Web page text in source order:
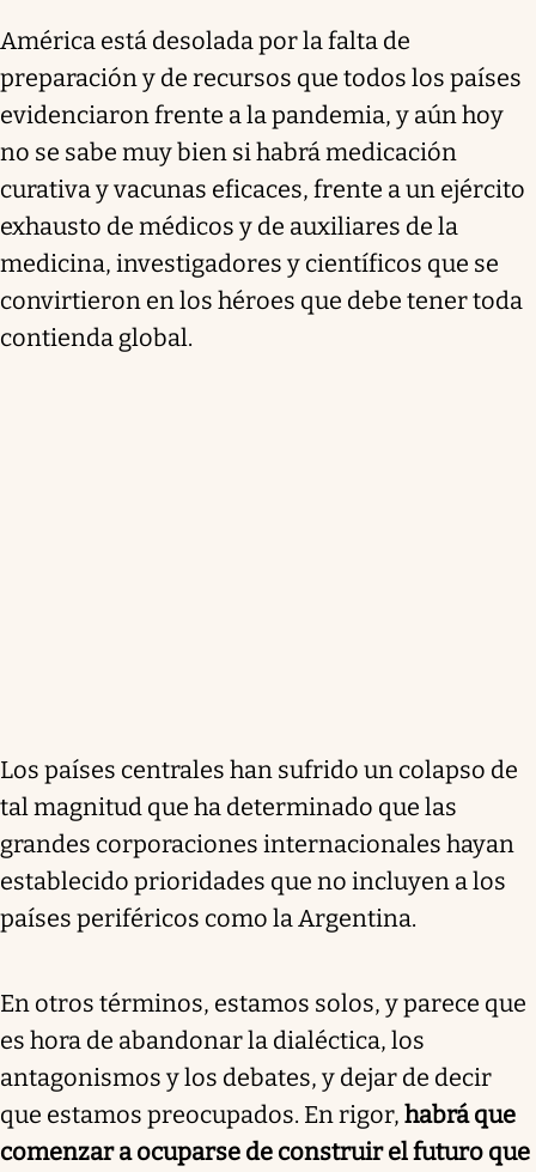
América está desolada por la falta de
preparación y de recursos que todos los países
evidenciaron frente a la pandemia, y aún hoy
no se sabe muy bien si habrá medicación
curativa y vacunas eficaces, frente a un ejército
exhausto de médicos y de auxiliares de la
medicina, investigadores y científicos que se
convirtieron en los héroes que debe tener toda
contienda global.
Los países centrales han sufrido un colapso de
tal magnitud que ha determinado que las
grandes corporaciones internacionales hayan
establecido prioridades que no incluyen a los
países periféricos como la Argentina.
En otros términos, estamos solos, y parece que
es hora de abandonar la dialéctica, los
antagonismos y los debates, y dejar de decir
que estamos preocupados. En rigor, habrá que
comenzar a ocuparse de construir el futuro que